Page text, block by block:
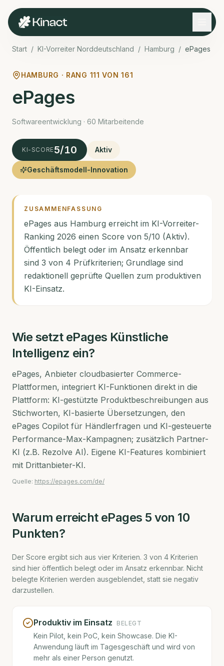
Start / KI-Vorreiter Norddeutschland / Hamburg / ePages
HAMBURG · RANG 111 VON161
ePages
Software­entwicklung · 60 Mitarbeitende
KI-SCORE5/10 Aktiv
Geschäftsmodell-Innovation
ZUSAMMENFASSUNG
ePages aus Hamburg erreicht im KI-Vorreiter-
Ranking 2026 einen Score von 5/10 (Aktiv).
Öffentlich belegt oder im Ansatz erkennbar
sind 3 von 4 Prüfkriterien; Grundlage sind
redaktionell geprüfte Quellen zum produktiven
KI-Einsatz.
Wie setzt ePages Künstliche
Intelligenz ein?
ePages, Anbieter cloudbasierter Commerce-
Plattformen, integriert KI-Funktionen direkt in die
Plattform: KI-gestützte Produktbeschreibungen aus
Stichworten, KI-basierte Übersetzungen, den
ePages Copilot für Händlerfragen und KI-gesteuerte
Performance-Max-Kampagnen; zusätzlich Partner-
KI (z.B. Rezolve AI). Eigene KI-Features kombiniert
mit Drittanbieter-KI.
Quelle: https://epages.com/de/
Warum erreicht ePages 5 von 10
Punkten?
Der Score ergibt sich aus vier Kriterien. 3 von 4 Kriterien
sind hier öffentlich belegt oder im Ansatz erkennbar. Nicht
belegte Kriterien werden ausgeblendet, statt sie negativ
darzustellen.
Produktiv im Einsatz BELEGT
Kein Pilot, kein PoC, kein Showcase. Die KI-
Anwendung läuft im Tagesgeschäft und wird von
mehr als einer Person genutzt.